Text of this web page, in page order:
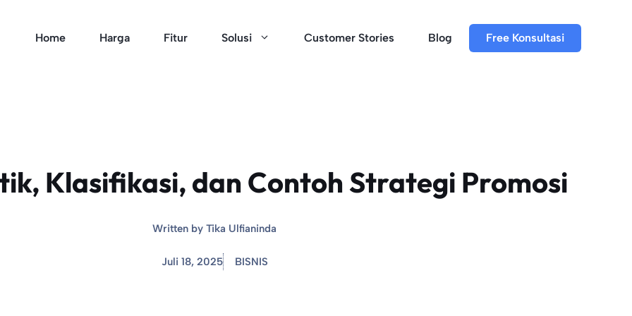
Home Harga Fitur Solusi Customer Stories Blog Free Konsultasi
Klasifikasi, dan Contoh Strategi Promosi
Written by Tika Ulfianinda
Juli 18, 2025 BISNIS